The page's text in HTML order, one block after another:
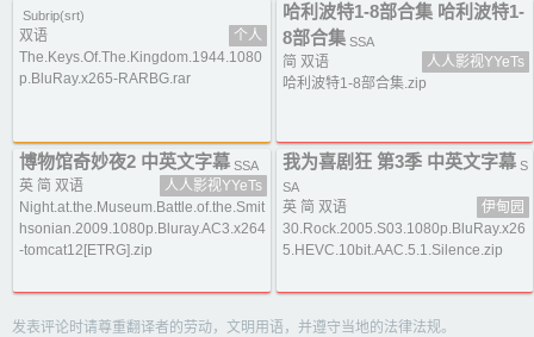
Subrip(srt)
双语
个人
The.Keys.Of.The.Kingdom.1944.1080
p.BluRay.x265-RARBG.rar
哈利波特1-8部合集 哈利波特1-
8部合集 SSA
简 双语
人人影视YYeTs
哈利波特1-8部合集.zip
博物馆奇妙夜2 中英文字幕 SSA
英 简 双语
人人影视YYeTs
Night.at.the.Museum.Battle.of.the.Smit
hsonian.2009.1080p.Bluray.AC3.x264
-tomcat12[ETRG].zip
我为喜剧狂 第3季 中英文字幕 S
SA
英 简 双语
伊甸园
30.Rock.2005.S03.1080p.BluRay.x26
5.HEVC.10bit.AAC.5.1.Silence.zip
发表评论时请尊重翻译者的劳动，文明用语，并遵守当地的法律法规。